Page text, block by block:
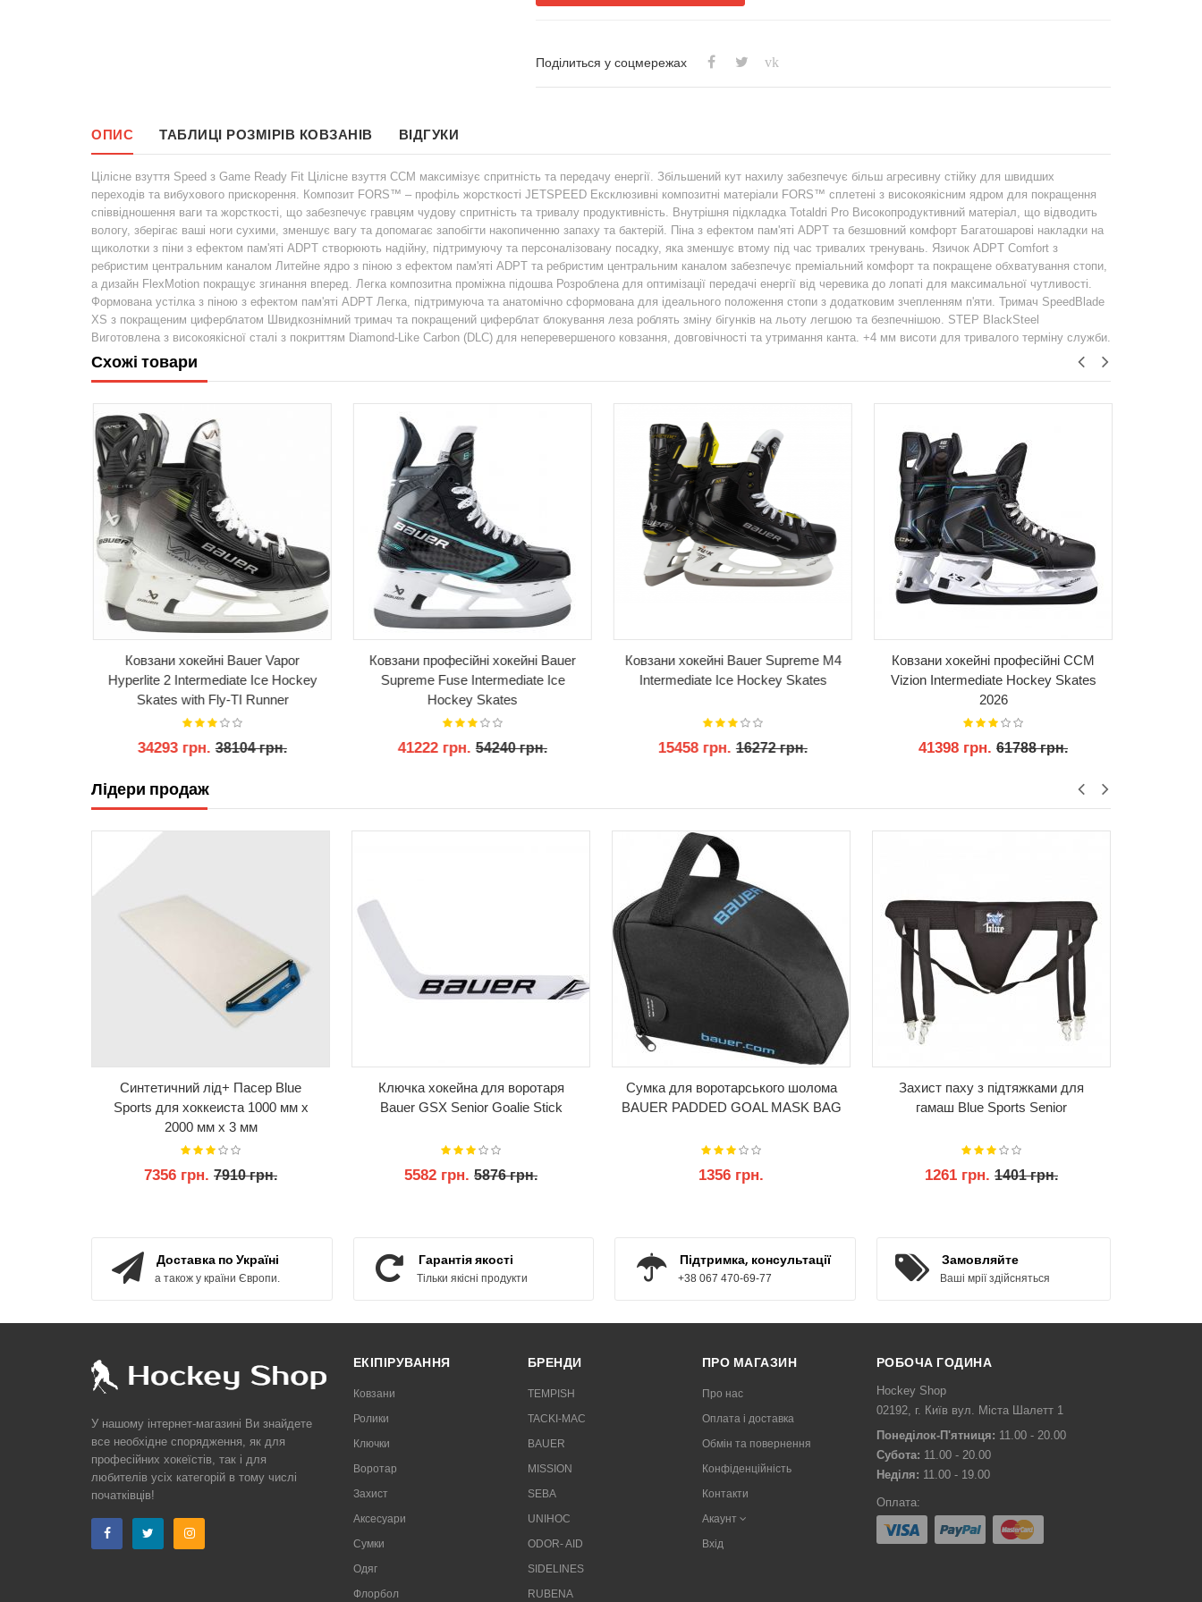
Поділиться у соцмережах vk
ОПИС ТАБЛИЦІ РОЗМІРІВ КОВЗАНІВ ВІДГУКИ
Цілісне взуття Speed ​​з Game Ready Fit Цілісне взуття CCM максимізує спритність та передачу енергії. Збільшений кут нахилу забезпечує більш агресивну стійку для швидших
переходів та вибухового прискорення. Композит FORS™ – профіль жорсткості JETSPEED Ексклюзивні композитні матеріали FORS™ сплетені з високоякісним ядром для покращення
співвідношення ваги та жорсткості, що забезпечує гравцям чудову спритність та тривалу продуктивність. Внутрішня підкладка Totaldri Pro Високопродуктивний матеріал, що відводить
вологу, зберігає ваші ноги сухими, зменшує вагу та допомагає запобігти накопиченню запаху та бактерій. Піна з ефектом пам'яті ADPT та безшовний комфорт Багатошарові накладки на
щиколотки з піни з ефектом пам'яті ADPT створюють надійну, підтримуючу та персоналізовану посадку, яка зменшує втому під час тривалих тренувань. Язичок ADPT Comfort з
ребристим центральним каналом Литейне ядро ​​з піною з ефектом пам'яті ADPT та ребристим центральним каналом забезпечує преміальний комфорт та покращене обхватування стопи,
а дизайн FlexMotion покращує згинання вперед. Легка композитна проміжна підошва Розроблена для оптимізації передачі енергії від черевика до лопаті для максимальної чутливості.
Формована устілка з піною з ефектом пам'яті ADPT Легка, підтримуюча та анатомічно сформована для ідеального положення стопи з додатковим зчепленням п'яти. Тримач SpeedBlade
XS з покращеним циферблатом Швидкознімний тримач та покращений циферблат блокування леза роблять зміну бігунків на льоту легшою та безпечнішою. STEP BlackSteel
Виготовлена ​​з високоякісної сталі з покриттям Diamond-Like Carbon (DLC) для неперевершеного ковзання, довговічності та утримання канта. +4 мм висоти для тривалого терміну служби.
Схожі товари
Ковзани хокейні Bauer Vapor
Hyperlite 2 Intermediate Ice Hockey
Skates with Fly-TI Runner
34293 грн. 38104 грн.
Ковзани професійні хокейні Bauer
Supreme Fuse Intermediate Ice
Hockey Skates
41222 грн. 54240 грн.
Ковзани хокейні Bauer Supreme M4
Intermediate Ice Hockey Skates
15458 грн. 16272 грн.
Ковзани хокейні професійні CCM
Vizion Intermediate Hockey Skates
2026
41398 грн. 61788 грн.
Лідери продаж
Синтетичний лід+ Пасер Blue
Sports для хоккеиста 1000 мм x
2000 мм x 3 мм
7356 грн. 7910 грн.
Ключка хокейна для воротаря
Bauer GSX Senior Goalie Stick
5582 грн. 5876 грн.
Сумка для воротарського шолома
BAUER PADDED GOAL MASK BAG
1356 грн.
Захист паху з підтяжками для
гамаш Blue Sports Senior
1261 грн. 1401 грн.
Доставка по Україні
а також у країни Європи.
Гарантія якості
Тільки якісні продукти
Підтримка, консультації
+38 067 470-69-77
Замовляйте
Ваші мрії здійсняться
У нашому інтернет-магазині Ви знайдете
все необхідне спорядження, як для
професійних хокеїстів, так і для
любителів усіх категорій в тому числі
початківців!
ЕКІПІРУВАННЯ
Ковзани
Ролики
Ключки
Воротар
Захист
Аксесуари
Сумки
Одяг
Флорбол
БРЕНДИ
TEMPISH
TACKI-MAC
BAUER
MISSION
SEBA
UNIHOC
ODOR- AID
SIDELINES
RUBENA
ПРО МАГАЗИН
Про нас
Оплата і доставка
Обмін та повернення
Конфіденційність
Контакти
Акаунт
Вхід
РОБОЧА ГОДИНА
Hockey Shop
02192, г. Київ вул. Міста Шалетт 1
Понеділок-П'ятниця: 11.00 - 20.00
Субота: 11.00 - 20.00
Неділя: 11.00 - 19.00
Оплата: